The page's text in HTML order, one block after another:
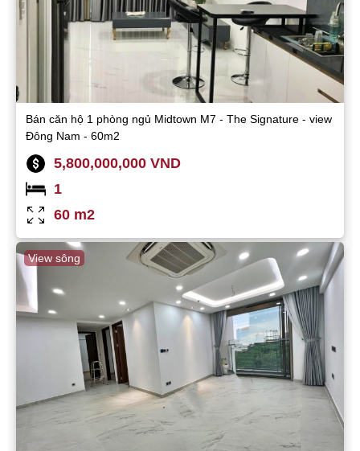
Bán căn hộ 1 phòng ngủ Midtown M7 - The Signature - view
Đông Nam - 60m2
5,800,000,000 VND
1
60 m2
View sông